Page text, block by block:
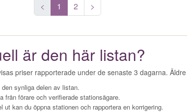
< 1 2 >
är den här listan?
priser rapporterade under de senaste 3 dagarna.
synliga delen av listan.
från förare och verifierade stationsägare.
ut kan du öppna stationen och rapportera en korrigering.